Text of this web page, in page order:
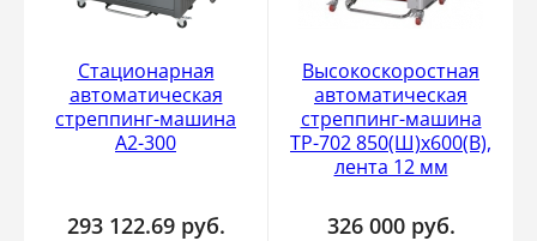
Стационарная
автоматическая
стреппинг-машина
A2-300
293 122.69 руб.
Высокоскоростная
автоматическая
стреппинг-машина
ТР-702 850(Ш)х600(В),
лента 12 мм
326 000 руб.